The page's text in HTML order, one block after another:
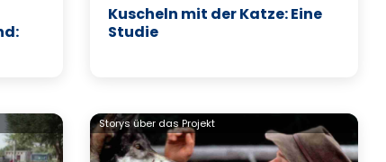
Kuscheln mit der Katze: Eine
Studie
Storys über das Projekt